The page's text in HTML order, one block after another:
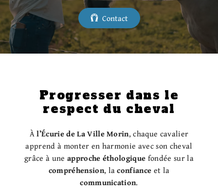
Contact
Progresser dans le
respect du cheval
Àl’Écurie de La Ville Morin, chaque cavalier
apprend à monter en harmonie avec son cheval
grâce à une approche éthologique fondée sur la
compréhension, laconfiance et la
communication.